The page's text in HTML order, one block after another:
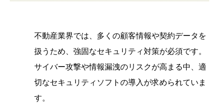
不動産業界では、多くの顧客情報や契約データを
扱うため、強固なセキュリティ対策が必須です。
サイバー攻撃や情報漏洩のリスクが高まる中、適
切なセキュリティソフトの導入が求められていま
す。